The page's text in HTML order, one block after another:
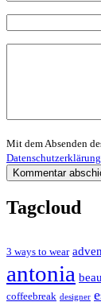
Mit dem Absenden
Datenschutzerklärung
Tagcloud
3 ways to wear
antonia
coffeebreak designer